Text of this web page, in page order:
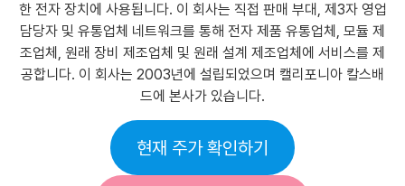
한 전자 장치에 사용됩니다. 이 회사는 직접 판매 부대, 제3자 영업
담당자 및 유통업체 네트워크를 통해 전자 제품 유통업체, 모듈 제
조업체, 원래 장비 제조업체 및 원래 설계 제조업체에 서비스를 제
공합니다. 이 회사는 2003년에 설립되었으며 캘리포니아 칼스배
드에 본사가 있습니다.
현재 주가 확인하기